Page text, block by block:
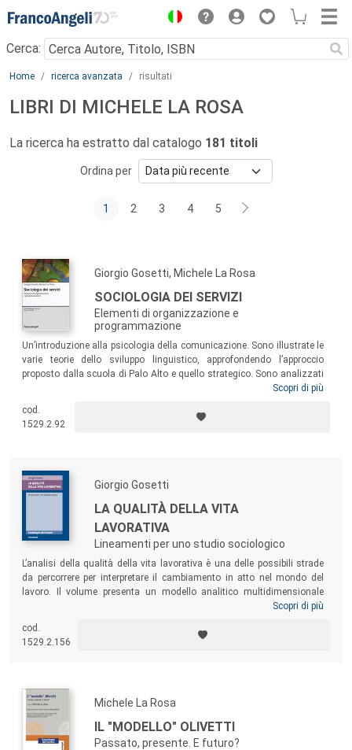
Menu
Cerca:
Main content
Home ricerca avanzata risultati
LIBRI DI MICHELE LA ROSA
La ricerca ha estratto dal catalogo 181 titoli
Ordina per
1 2 3 4 5
Giorgio Gosetti, Michele La Rosa
SOCIOLOGIA DEI SERVIZI
Elementi di organizzazione e
programmazione
Un’introduzione alla psicologia della comunicazione. Sono illustrate le
varie teorie dello sviluppo linguistico, approfondendo l’approccio
proposto dalla scuola di Palo Alto e quello strategico. Sono analizzati
alcuni ambiti applicativi, quali la comunicazione scritta nel bambino e
comunicative, quali la comunicazione non-verbale e quella persuasiva,
in particolare nella sua applicazione nella comunicazione commerciale
quadro della comunicazione prosociale nel settore non profit, con
particolare riferimento alla Pubblicità Progresso di stampo nazionale e
all’Advertising Council di tipo statunitense.
Scopri di più
cod.
1529.2.92
Giorgio Gosetti
LA QUALITÀ DELLA VITA
LAVORATIVA
Lineamenti per uno studio sociologico
L’analisi della qualità della vita lavorativa è una delle possibili strade
da percorrere per interpretare il cambiamento in atto nel mondo del
lavoro. Il volume presenta un modello analitico multidimensionale
adattabile allo studio sociologico delle diverse forme di lavoro che
tempo contraddistinta dall’elevata eterogeneità di condizioni
lavorative, che necessitano di un attento approfondimento anche per
Scopri di più
cod.
1529.2.156
Michele La Rosa
IL "MODELLO" OLIVETTI
Passato, presente. E futuro?